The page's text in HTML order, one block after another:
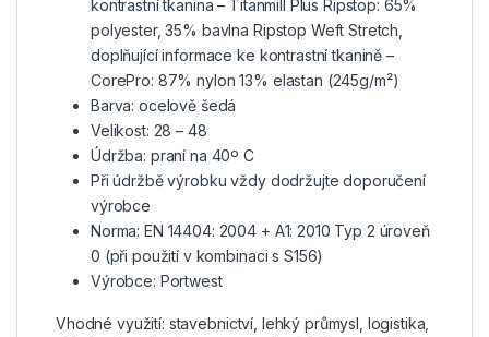
kontrastní tkanina – Titanmill Plus Ripstop: 65%
polyester, 35% bavlna Ripstop Weft Stretch,
doplňující informace ke kontrastní tkanině –
CorePro: 87% nylon 13% elastan (245g/m²)
Barva: ocelově šedá
Velikost: 28 – 48
Údržba: praní na 40º C
Při údržbě výrobku vždy dodržujte doporučení
výrobce
Norma: EN 14404: 2004 + A1: 2010 Typ 2 úroveň
0 (při použití v kombinaci s S156)
Výrobce: Portwest
Vhodné využití: stavebnictví, lehký průmysl, logistika,